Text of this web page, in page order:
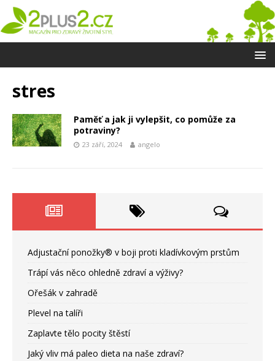
stres
Paměť a jak ji vylepšit, co pomůže za
potraviny?
23 září, 2024 angelo
Adjustační ponožky® v boji proti kladívkovým prstům
Trápí vás něco ohledně zdraví a výživy?
Ořešák v zahradě
Plevel na talíři
Zaplavte tělo pocity štěstí
Jaký vliv má paleo dieta na naše zdraví?